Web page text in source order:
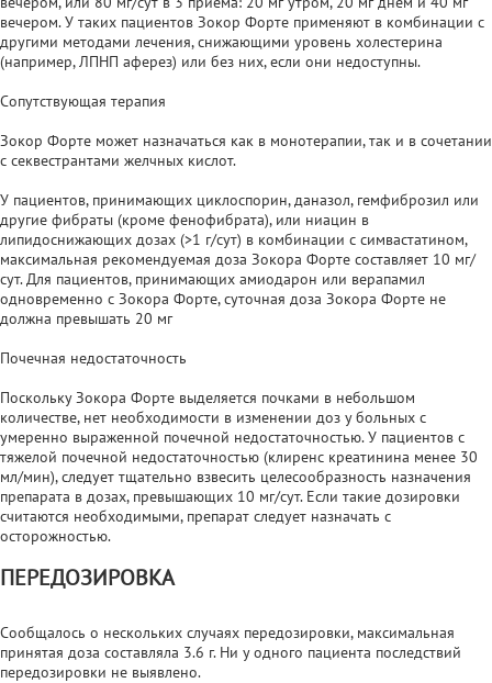
вечером. У таких пациентов Зокор Форте применяют в комбинации с
другими методами лечения, снижающими уровень холестерина
(например, ЛПНП аферез) или без них, если они недоступны.
Сопутствующая терапия
Зокор Форте может назначаться как в монотерапии, так и в сочетании
с секвестрантами желчных кислот.
У пациентов, принимающих циклоспорин, даназол, гемфиброзил или
другие фибраты (кроме фенофибрата), или ниацин в
липидоснижающих дозах (>1 г/сут) в комбинации с симвастатином,
максимальная рекомендуемая доза Зокора Форте составляет 10 мг/
сут. Для пациентов, принимающих амиодарон или верапамил
одновременно с Зокора Форте, суточная доза Зокора Форте не
должна превышать 20 мг
Почечная недостаточность
Поскольку Зокора Форте выделяется почками в небольшом
количестве, нет необходимости в изменении доз у больных с
умеренно выраженной почечной недостаточностью. У пациентов с
тяжелой почечной недостаточностью (клиренс креатинина менее 30
мл/мин), следует тщательно взвесить целесообразность назначения
препарата в дозах, превышающих 10 мг/сут. Если такие дозировки
считаются необходимыми, препарат следует назначать с
осторожностью.
ПЕРЕДОЗИРОВКА
Сообщалось о нескольких случаях передозировки, максимальная
принятая доза составляла 3.6 г. Ни у одного пациента последствий
передозировки не выявлено.